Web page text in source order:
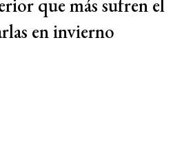
que más sufren el
en invierno